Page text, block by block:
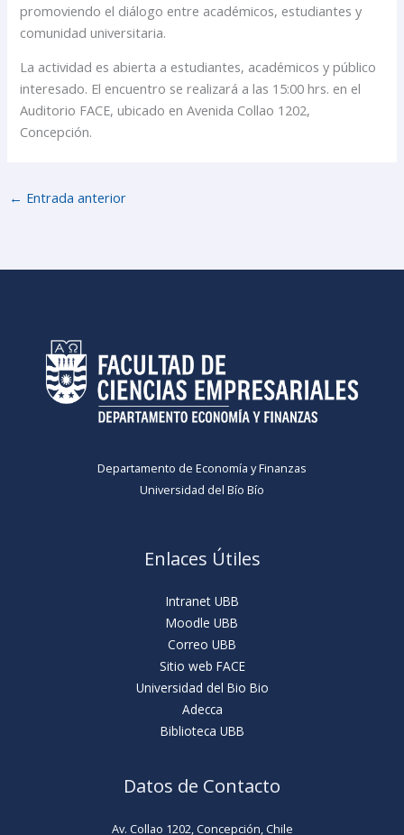
promoviendo el diálogo entre académicos, estudiantes y
comunidad universitaria.
La actividad es abierta a estudiantes, académicos y público
interesado. El encuentro se realizará a las 15:00 hrs. en el
Auditorio FACE, ubicado en Avenida Collao 1202,
Concepción.
← Entrada anterior
Departamento de Economía y Finanzas
Universidad del Bío Bío
Enlaces Útiles
Intranet UBB
Moodle UBB
Correo UBB
Sitio web FACE
Universidad del Bio Bio
Adecca
Biblioteca UBB
Datos de Contacto
Av. Collao 1202, Concepción, Chile